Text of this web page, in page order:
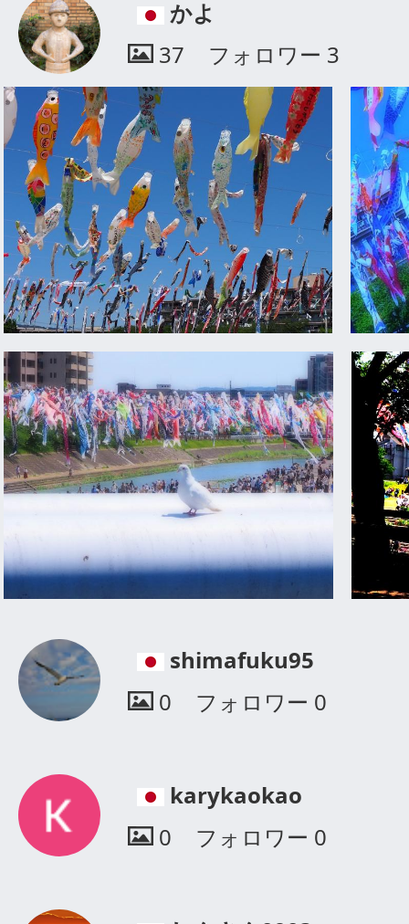
かよ
37
フォロワー 3
shimafuku95
0
フォロワー 0
karykaokao
0
フォロワー 0